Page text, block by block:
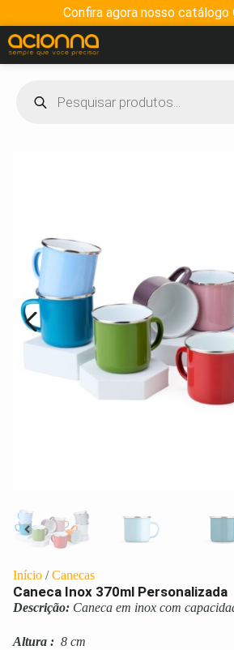
Confira agora nosso catálogo
Início /Canecas
Caneca Inox 370ml Personalizada
Descrição: Caneca em inox com
Altura : 8 cm